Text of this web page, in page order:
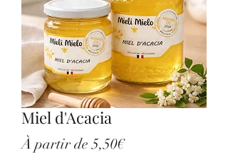
Miel d'Acacia
À partir de5,50€Prix